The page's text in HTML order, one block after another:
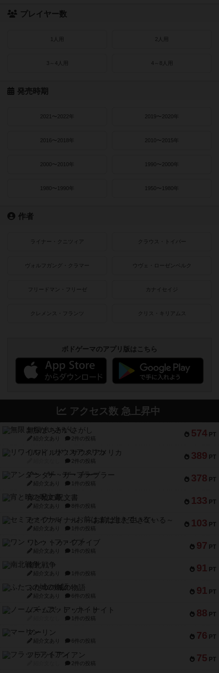
プレイヤー数
1人用 2人用
3～4人用 4～8人用
発売時期
2021〜2022年 2019〜2020年
2016〜2018年 2010〜2015年
2000〜2010年 1990〜2000年
1980〜1990年 1950〜1980年
作者
ライナー・クニツィア クラウス・トイバー
ヴォルフガング・クラマー ウヴェ・ローゼンベルク
フリードマン・フリーゼ カナイセイジ
クレメンス・フランツ クリス・キリアムス
ボドゲーマのアプリ版はこちら
アクセス数 急上昇中
574 PT
無限まちがいさがし
紹介文あり 2件の投稿
389 PT
リワイルド：サウスアメリカ
2件の投稿
378 PT
アンダー・ザ・テーブラー
紹介文あり 1件の投稿
133 PT
宵と暁の呪文書
紹介文あり 8件の投稿
103 PT
セミファイナル ～お前はまだ生きている～
紹介文あり 1件の投稿
97 PT
ワン・トゥ・ファイブ
紹介文あり 1件の投稿
91 PT
南北戦争
紹介文あり 1件の投稿
91 PT
ふたつの城の物語
紹介文あり 6件の投稿
88 PT
ノームズ・アット・ナイト
1件の投稿
76 PT
マーリン
紹介文あり 6件の投稿
75 PT
フラットアイアン
2件の投稿